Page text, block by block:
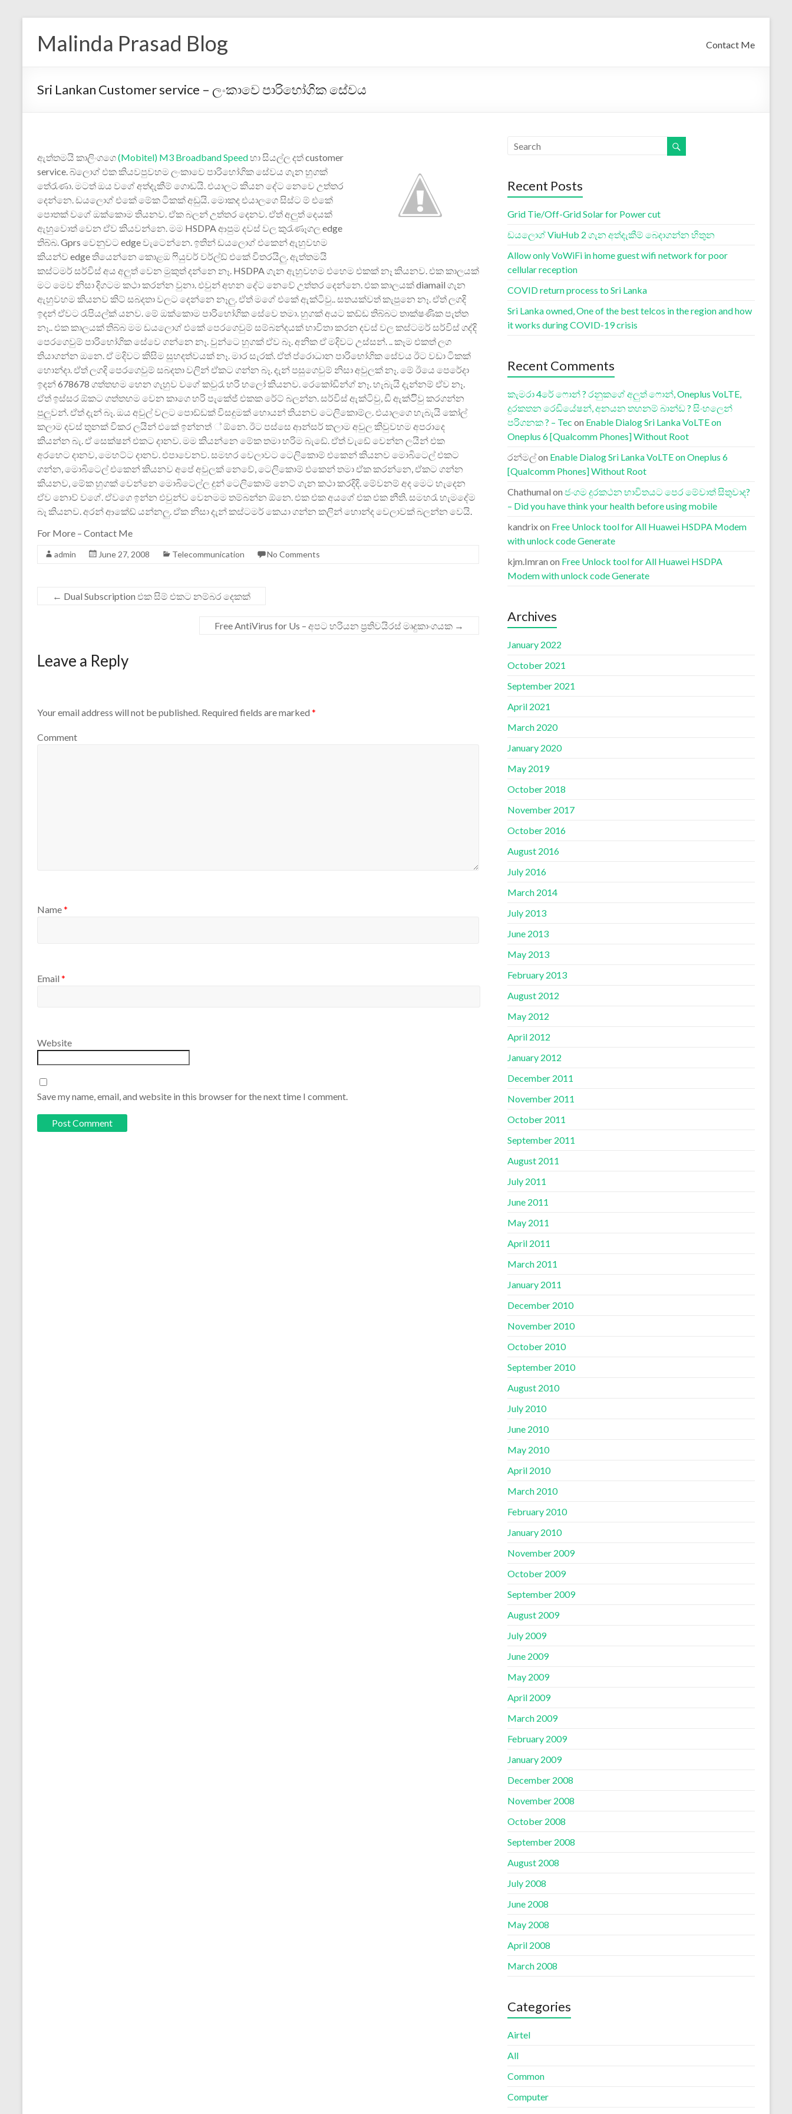
Malinda Prasad Blog Contact Me
Sri Lankan Customer service – ලංකාවෙ පාරිභෝගික සේවය
ඇත්තමයි කාලිංගගෙ(Mobitel) M3 Broadband Speedහා සියල්ල දත් customer
service. බ්ලොග් එක කියවපුවහම ලංකාවෙ පාරිහෝගික සේවය ගැන හුගක්
තේරැණා. මටත් ඔය ව‍ගේ අත්දැකීම් ගොඩයි. එයාලට කියන දේ‍ට නෙවෙ උත්තර
දෙන්නෙ. ඩයලොග් එකේ මේක ‍ටිකක් අඩුයි. මොකද එයාලගෙ සිස්ට ම් එකේ
පොතක් වගේ ඔක්කොම තියනව. ඒක බලන් උත්තර දෙනව. ඒත් අලුත් දෙයක්
ඇහුවොත් වෙන ඒව කියවන්නෙ. මම HSDPA ආපුම දවස් වල කුරැණෑගල edge
තිබ්බ. Gprs වෙනුවට edge වැටෙන්නෙ. ඉතින් ඩයලොග් එකෙන් ඇහුවහම
කියන්ව edge තියෙන්නෙ කොළඔ ෆියුචර් වර්ල්ඩ් එකේ විතරයිලු. ඇත්තමයි
කස්ටමර් ‍සර්විස් අය අලුත් වෙන මුකුත් දන්නෙ නෑ. HSDPA ගැන ඇහුවහම එහෙම එකක් නෑ කියනව. එක කාලයක්
මට මෙව නිසා දිගටම කථා කරන්න වුනා. එවුන් අහන දේට නෙවේ උත්තර දෙන්නෙ. එක කාලයක් diamail ‍ගැන
ඇහුවහම කියනව කිට් සබදතා වලට දෙන්නෙ නෑලු. ඒත් මගේ එකේ ඇක්‍‍ටිවු.. සතයක්වත් කැපුනෙ නෑ. ඒත් ලගදි
ඉදන් ඒව‍ට රැපියල්ක් යනව. මේ ඔක්කොම පාරිභෝගික සේවෙ තමා. හුගක් අය‍ට කඩ්ඩ තිබ්බට තාක්ෂණික පැත්ත
නෑ.. එක කාලයක් තිබ්බ මම ඩයලොග් එකේ ‍‍පෙරගෙවුම් සම්බන්දයක් භාවිතා කරන දවස් වල කස්ටමර් සර්විස් ගද්දි
‍‍පෙරගෙවුම් පාරිභෝගික සේවෙ‍ ගන්නෙ නෑ. වුන්ටෙ හුගක් ඒව බෑ. අනික ඒ මදිවට උස්සන්. ‍.. කෑම එකත් ලග
තියාගන්න ඔනෙ. ඒ මදිවට කිසිම සුහදත්වයක් නෑ. මාර සැරක්. ඒත් ප්රොධාන පාරිභෝගික සේවය ඊට වඩා ටිකක්
හොන්දා. ඒත් ලගදි ‍‍පෙරගෙවුම් සබදතා වලින් ඒකට ගන්න බෑ. දැන් පසුගෙවුම් නිසා අවුලක් නෑ‍‍. මේ ඊයෙ පෙරේදා
ඉදන් 678678 ගත්තහම හෙන ගැහුව වගේ කවුරැ හරි හලෝ කියනව. රෙකෝඩින්ග් නෑ. හැබැයි දැන්නම් ඒව නෑ.
ඒත් ඉස්සර ඕක‍ට ගත්තහම වෙන කාගෙ හරි පැකේජ් එකක රේ‍ට් බලන්න. සර්විස් ඇක්ටිවු, ඩී ඇක්ටිිවු කරගන්න
පුලුවන්. ඒත් දැන් බෑ. ඔය අවුල් වලට පොඩ්ඩක් විසදුමක් හොයන් තියනව ටෙලිකොම්ල. එයාලගෙ හැබැයි කෝල්
කලාම දවස් තුනක් විකර ලයින් එකේ ඉන්නත් ‍‍් ඕනෙ. ඊට පස්සෙ ආන්සර් කලාම අවුල කිවුවහම අපරාදෙ
කියන්න බැ. ඒ ‍සෙක්ෂන් එකට දානව. මම කියන්නෙ මේක තමා හරිම බැඩේ. ඒත් වැඩේ වෙන්න ලයින් එක
අරහෙට දානව, මෙහට්ට දානව. එපාවෙනව‍. සමහර වෙලාවට ටෙලිකොම් එකෙන් කියනව ‍මොබිටෙල් එක‍ට
ගන්න, මොබිටෙල් එකෙන් කියනව අපේ අවුලක් නෙවේ, ටෙලිකොම් එකෙන් තමා ඒක කරන්නෙ, ඒකට ගන්න
කියනව, මේක හුගක් වෙන්නෙ මොබිටෙල්ල දුන් ටෙලිකොම් නෙට් ගැන කථා කරදිදි. මේවනම් අද මෙට හැදෙන
ඒව නොව් වගේ. ඒවගෙ ඉන්න එවුන්ව වෙනමම තම්බන්න ඕනෙ. එක එක අයගේ එක එක නීති. සමහරැ හැමදේම
බෑ කියනව. අරන් ආකේඩ් යන්නලු. ඒක නිසා දැන් කස්ටමර් කෙයා ගන්න කලින් හොන්ද වෙලාවක් බලන්න වෙයි.
For More – Contact Me
admin June 27, 2008 Telecommunication No Comments
← Dual Subscription එක සිම් එකට නම්බර දෙකක්
Free AntiVirus for Us – අපට හරියන ප්‍රතිවයිරස් මෘදුකාංගයක →
Leave a Reply
Your email address will not be published. Required fields are marked *
Comment
Name*
Email *
Website
Save my name, email, and website in this browser for the next time I comment.
Recent Posts
Grid Tie/Off-Grid Solar for Power cut
ඩයලොග් ViuHub 2 ගැන අත්දැකීම් බෙදාගන්න හිතුන
Allow only VoWiFi in home guest wifi network for poor
cellular reception
COVID return process to Sri Lanka
Sri Lanka owned, One of the best telcos in the region and how
it works during COVID-19 crisis
Recent Comments
කැමරා 4රේ ෆොන් ? රනුකගේ අලුත් ෆොන්, Oneplus VoLTE,
දුරකතන රෙඩියේෂන්, අනයන තහනම් බාන්ඩ ? සිංහලෙන්
පරිගනක ? – Tec on Enable Dialog Sri Lanka VoLTE on
Oneplus 6 [Qualcomm Phones] Without Root
රන්මල්on Enable Dialog Sri Lanka VoLTE on Oneplus 6
[Qualcomm Phones] Without Root
Chathumal on ජංගම දුරකථන භාවිතයට පෙර මේවාත් සිතුවාද?
– Did you have think your health before using mobile
kandrixon Free Unlock tool for All Huawei HSDPA Modem
with unlock code Generate
kjm.Imran on Free Unlock tool for All Huawei HSDPA
Modem with unlock code Generate
Archives
January 2022
October 2021
September 2021
April 2021
March 2020
January 2020
May 2019
October 2018
November 2017
October 2016
August 2016
July 2016
March 2014
July 2013
June 2013
May 2013
February 2013
August 2012
May 2012
April 2012
January 2012
December 2011
November 2011
October 2011
September 2011
August 2011
July 2011
June 2011
May 2011
April 2011
March 2011
January 2011
December 2010
November 2010
October 2010
September 2010
August 2010
July 2010
June 2010
May 2010
April 2010
March 2010
February 2010
January 2010
November 2009
October 2009
September 2009
August 2009
July 2009
June 2009
May 2009
April 2009
March 2009
February 2009
January 2009
December 2008
November 2008
October 2008
September 2008
August 2008
July 2008
June 2008
May 2008
April 2008
March 2008
Categories
Airtel
All
Common
Computer